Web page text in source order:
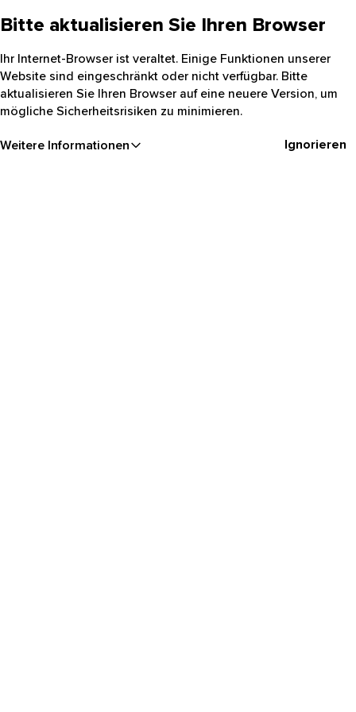
Bitte aktualisieren Sie Ihren Browser
Ihr Internet-Browser ist veraltet. Einige Funktionen unserer
Website sind eingeschränkt oder nicht verfügbar. Bitte
aktualisieren Sie Ihren Browser auf eine neuere Version, um
mögliche Sicherheitsrisiken zu minimieren.
Weitere Informationen Ignorieren